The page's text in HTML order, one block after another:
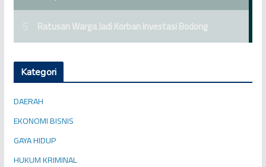
Kategori
DAERAH
EKONOMI BISNIS
GAYA HIDUP
HUKUM KRIMINAL